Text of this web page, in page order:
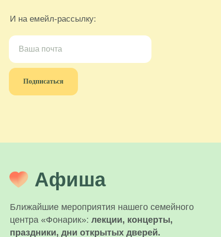
И на емейл-рассылку:
Подписаться
Афиша
Ближайшие мероприятия нашего семейного
центра «Фонарик»: лекции, концерты,
праздники, дни открытых дверей.